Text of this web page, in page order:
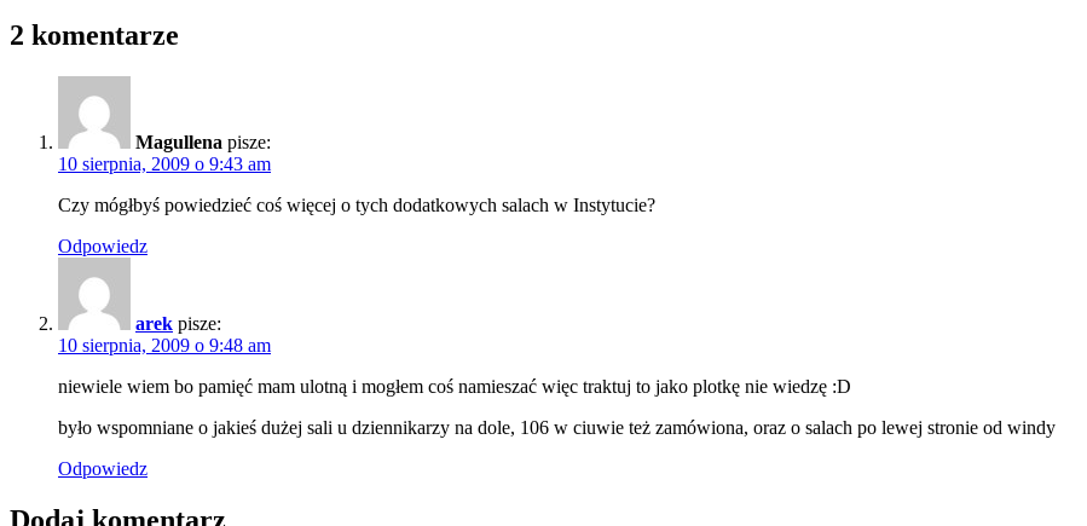
2 komentarze
Magullena pisze:
10 sierpnia, 2009 o 9:43 am
Czy mógłbyś powiedzieć coś więcej o tych dodatkowych salach w Instytucie?
Odpowiedz
arek pisze:
10 sierpnia, 2009 o 9:48 am
niewiele wiem bo pamięć mam ulotną i mogłem coś namieszać więc traktuj to jako plotkę nie wiedzę :D
było wspomniane o jakieś dużej sali u dziennikarzy na dole, 106 w ciuwie też zamówiona, oraz o salach po lewej stronie od windy
Odpowiedz
Dodaj komentarz